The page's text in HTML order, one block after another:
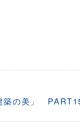
築の美」